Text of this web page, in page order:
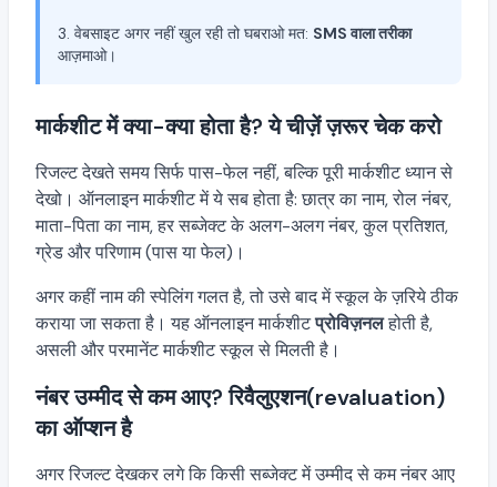
3. वेबसाइट अगर नहीं खुल रही तो घबराओ मत: SMS वाला तरीका
आज़माओ।
मार्कशीट में क्या-क्या होता है? ये चीज़ें ज़रूर चेक करो
रिजल्ट देखते समय सिर्फ पास-फेल नहीं, बल्कि पूरी मार्कशीट ध्यान से
देखो। ऑनलाइन मार्कशीट में ये सब होता है: छात्र का नाम, रोल नंबर,
माता-पिता का नाम, हर सब्जेक्ट के अलग-अलग नंबर, कुल प्रतिशत,
ग्रेड और परिणाम (पास या फेल)।
अगर कहीं नाम की स्पेलिंग गलत है, तो उसे बाद में स्कूल के ज़रिये ठीक
कराया जा सकता है। यह ऑनलाइन मार्कशीटप्रोविज़नलहोती है,
असली और परमानेंट मार्कशीट स्कूल से मिलती है।
नंबर उम्मीद से कम आए? रिवैलुएशन(revaluation)
का ऑप्शन है
अगर रिजल्ट देखकर लगे कि किसी सब्जेक्ट में उम्मीद से कम नंबर आए